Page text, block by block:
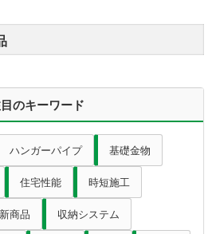
のキーワード
ハンガーパイプ 基礎金物
住宅性能 時短施工
新商品 収納システム